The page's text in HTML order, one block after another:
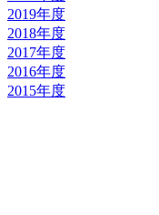
2019年度
2018年度
2017年度
2016年度
2015年度